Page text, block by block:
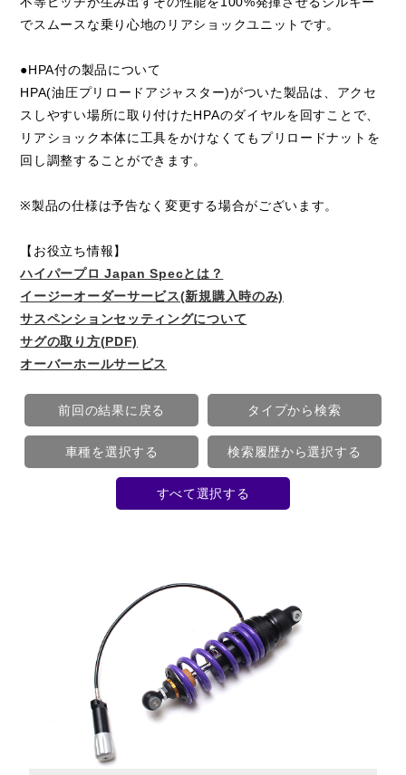
でスムースな乗り心地のリアショックユニットです。
●HPA付の製品について
HPA(油圧プリロードアジャスター)がついた製品は、アクセ
スしやすい場所に取り付けたHPAのダイヤルを回すことで、
リアショック本体に工具をかけなくてもプリロードナットを
回し調整することができます。
※製品の仕様は予告なく変更する場合がございます。
【お役立ち情報】
ハイパープロ Japan Specとは？
イージーオーダーサービス(新規購入時のみ)
サスペンションセッティングについて
サグの取り方(PDF)
オーバーホールサービス
前回の結果に戻る タイプから検索
車種を選択する 検索履歴から選択する
すべて選択する